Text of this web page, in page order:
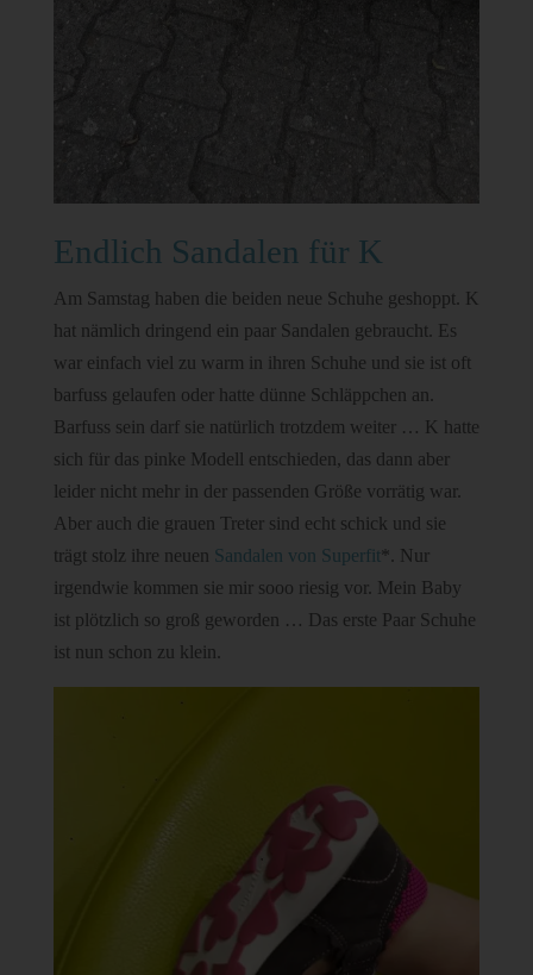
Endlich Sandalen für K
Am Samstag haben die beiden neue Schuhe geshoppt. K
hat nämlich dringend ein paar Sandalen gebraucht. Es
war einfach viel zu warm in ihren Schuhe und sie ist oft
barfuss gelaufen oder hatte dünne Schläppchen an.
Barfuss sein darf sie natürlich trotzdem weiter … K hatte
sich für das pinke Modell entschieden, das dann aber
leider nicht mehr in der passenden Größe vorrätig war.
Aber auch die grauen Treter sind echt schick und sie
trägt stolz ihre neuen Sandalen von Superfit *. Nur
irgendwie kommen sie mir sooo riesig vor. Mein Baby
ist plötzlich so groß geworden … Das erste Paar Schuhe
ist nun schon zu klein.